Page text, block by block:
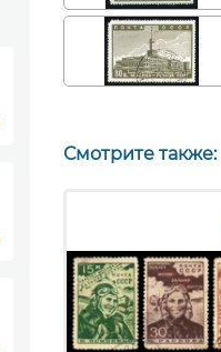
Смотрите также: